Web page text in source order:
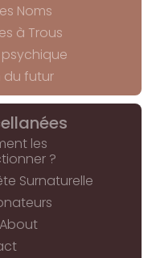
Noms
à Trous
psychique
du futur
les
?
Surnaturelle